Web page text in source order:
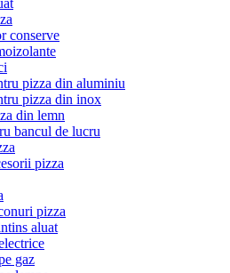
conserve
pizza din aluminiu
pizza din inox
din lemn
bancul de lucru
pizza
pizza
aluat
gaz